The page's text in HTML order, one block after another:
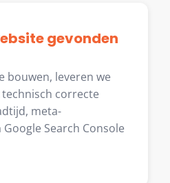
gevonden
bouwen, leveren we
technisch correcte
meta-
Search Console